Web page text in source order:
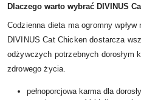
Dlaczego warto wybrać DIVINUS
Codzienna dieta ma ogromny
DIVINUS Cat Chicken dostarcza
odżywczych potrzebnych dorosłym
zdrowego życia.
pełnoporcjowa karma dla